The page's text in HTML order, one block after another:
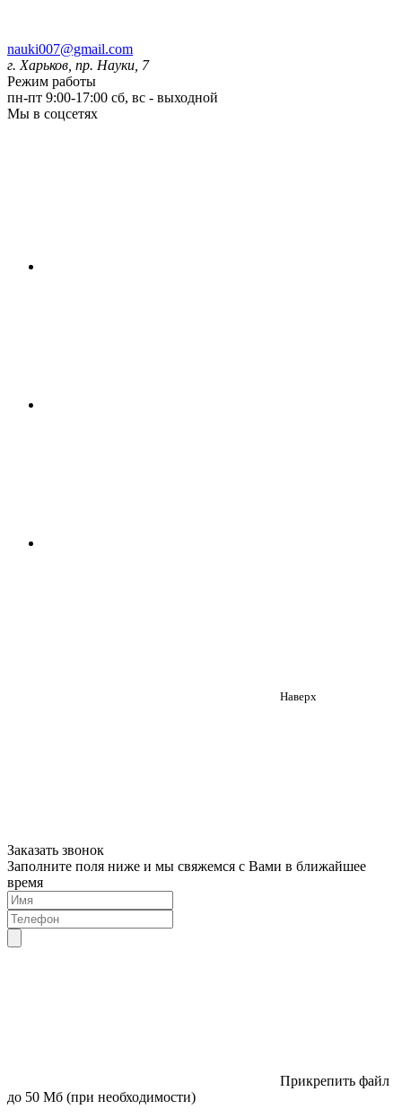
nauki007@gmail.com
г. Харьков, пр. Науки, 7
Режим работы
пн-пт 9:00-17:00 сб, вс - выходной
Мы в соцсетях
Наверх
Заказать звонок
Заполните поля ниже и мы свяжемся с Вами в ближайшее
время
Прикрепить файл
до 50 Мб (при необходимости)